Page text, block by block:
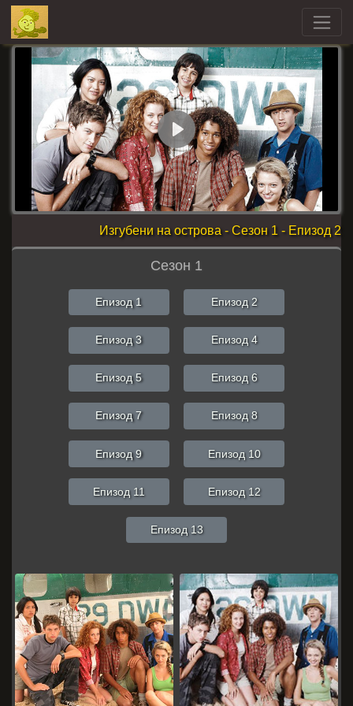
Play
Изгубени на острова - Сезон 1 - Епизод 2
Сезон 1
Епизод 1 Епизод 2
Епизод 3 Епизод 4
Епизод 5 Епизод 6
Епизод 7 Епизод 8
Епизод 9 Епизод 10
Епизод 11 Епизод 12
Епизод 13